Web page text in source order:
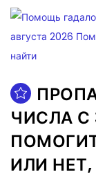
ЧИСЛА С
ИЛИ